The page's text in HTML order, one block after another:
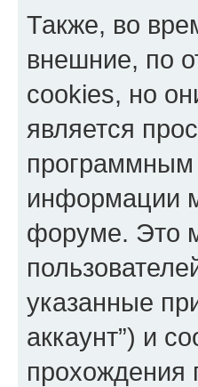
Также, во
внешние, по
cookies, но
является
программным
информации
форуме. Это
указанные
аккаунт”) и
прохождения